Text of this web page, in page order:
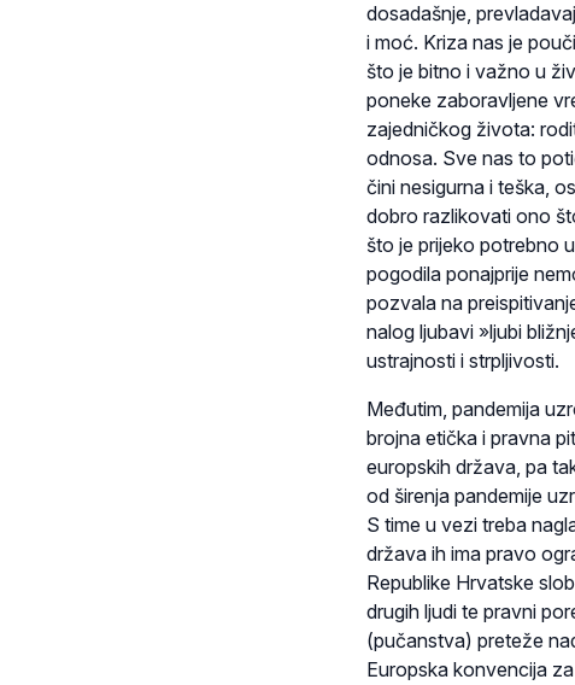
dosadašnje,
i moć. Kriza nas je
što je bitno i važno u
poneke zaboravljene
zajedničkog života:
odnosa. Sve nas to
čini nesigurna i teška,
dobro razlikovati ono
što je prijeko potrebno
pogodila ponajprije
pozvala na
nalog ljubavi »ljubi
ustrajnosti i strpljivosti.
Međutim, pandemija
brojna etička i pravna
europskih država, pa
od širenja pandemije
S time u vezi treba
država ih ima pravo
Republike Hrvatske
drugih ljudi te pravni
(pučanstva) preteže
Europska konvencija